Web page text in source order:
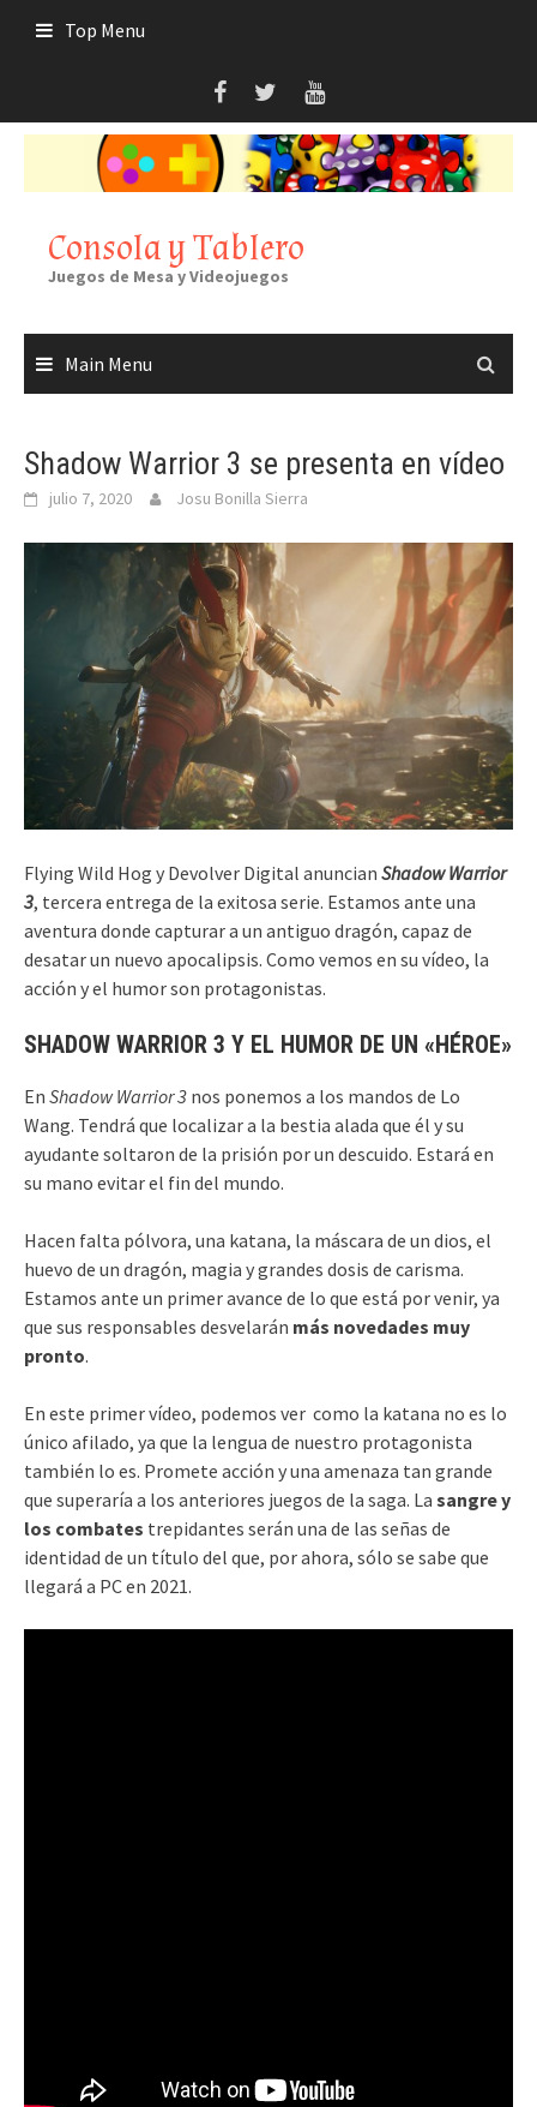
Top Menu
Consola y Tablero
Juegos de Mesa y Videojuegos
Main Menu
Shadow Warrior 3 se presenta en vídeo
julio 7, 2020 Josu Bonilla Sierra
Flying Wild Hog y Devolver Digital anuncian Shadow Warrior
3, tercera entrega de la exitosa serie. Estamos ante una
aventura donde capturar a un antiguo dragón, capaz de
desatar un nuevo apocalipsis. Como vemos en su vídeo, la
acción y el humor son protagonistas.
SHADOW WARRIOR 3 Y EL HUMOR DE UN «HÉROE»
En Shadow Warrior 3 nos ponemos a los mandos de Lo
Wang. Tendrá que localizar a la bestia alada que él y su
ayudante soltaron de la prisión por un descuido. Estará en
su mano evitar el fin del mundo.
Hacen falta pólvora, una katana, la máscara de un dios, el
huevo de un dragón, magia y grandes dosis de carisma.
Estamos ante un primer avance de lo que está por venir, ya
que sus responsables desvelarán más novedades muy
pronto.
En este primer vídeo, podemos ver como la katana no es lo
único afilado, ya que la lengua de nuestro protagonista
también lo es. Promete acción y una amenaza tan grande
que superaría a los anteriores juegos de la saga. La sangre y
los combates trepidantes serán una de las señas de
identidad de un título del que, por ahora, sólo se sabe que
llegará a PC en 2021.